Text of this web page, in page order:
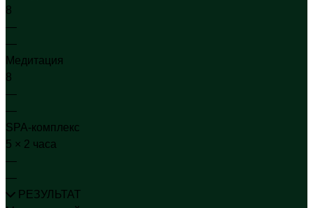
8
—
—
Медитация
8
—
—
SPA-комплекс
5 × 2 часа
—
—
РЕЗУЛЬТАТ